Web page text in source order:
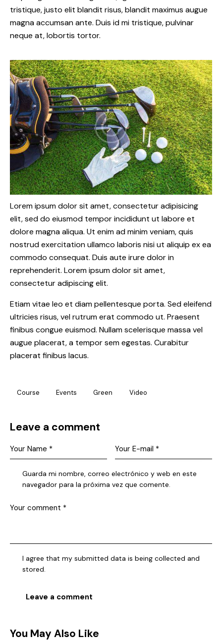
tristique, justo elit blandit risus, blandit maximus augue
magna accumsan ante. Duis id mi tristique, pulvinar
neque at, lobortis tortor.
Lorem ipsum dolor sit amet, consectetur adipisicing
elit, sed do eiusmod tempor incididunt ut labore et
dolore magna aliqua. Ut enim ad minim veniam, quis
nostrud exercitation ullamco laboris nisi ut aliquip ex ea
commodo consequat. Duis aute irure dolor in
reprehenderit. Lorem ipsum dolor sit amet,
consectetur adipiscing elit.
Etiam vitae leo et diam pellentesque porta. Sed eleifend
ultricies risus, vel rutrum erat commodo ut. Praesent
finibus congue euismod. Nullam scelerisque massa vel
augue placerat, a tempor sem egestas. Curabitur
placerat finibus lacus.
Course Events Green Video
Leave a comment
Guarda mi nombre, correo electrónico y web en este
navegador para la próxima vez que comente.
I agree that my submitted data is being collected and
stored.
You May Also Like